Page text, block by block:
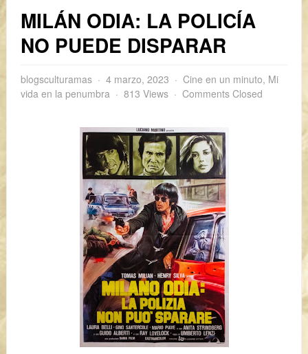
MILÁN ODIA: LA POLICÍA
NO PUEDE DISPARAR
blogsculturamas 4 marzo, 2023 Cine en un minuto, Mi
vida en la penumbra
813 Views Comments Closed